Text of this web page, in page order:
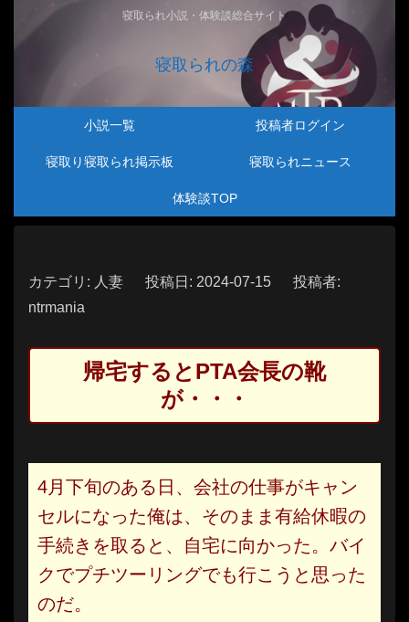
寝取られ小説・体験談総合サイト
寝取られの森
小説一覧 投稿者ログイン
寝取り寝取られ掲示板 寝取られニュース
体験談TOP
カテゴリ: 人妻 投稿日: 2024-07-15 投稿者:
ntrmania
帰宅するとPTA会長の靴
が・・・
4月下旬のある日、会社の仕事がキャン
セルになった俺は、そのまま有給休暇の
手続きを取ると、自宅に向かった。バイ
クでプチツーリングでも行こうと思った
のだ。